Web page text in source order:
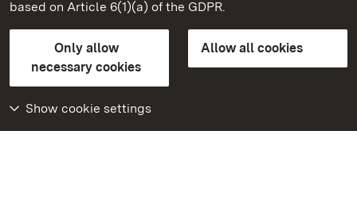
based on Article 6(1)(a) of the GDPR.
Only allow
necessary cookies
Allow all cookies
Show cookie settings
State Palaces and Gardens of Baden-Wuerttemberg
Contact usFAQMasthead
Declaration on barrier-free access
BITV-konform (geprüfte Seiten)